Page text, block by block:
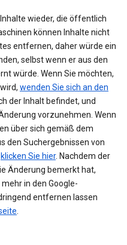
wieder, die öffentlich
können Inhalte nicht
entfernen, daher würde ein
selbst wenn er aus den
würde. Wenn Sie möchten,
wenden Sie sich an den
der Inhalt befindet, und
vorzunehmen. Wenn
über sich gemäß dem
den Suchergebnissen von
klicken Sie hier. Nachdem der
Änderung bemerkt hat,
in den Google-
entfernen lassen